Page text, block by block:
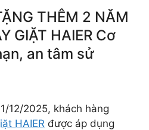
THÊM 2 NĂM
GIẶT HAIER Cơ
an tâm sử
12/2025, khách hàng
HAIER được áp dụng